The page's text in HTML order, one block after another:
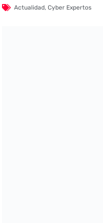
Actualidad,Cyber Expertos